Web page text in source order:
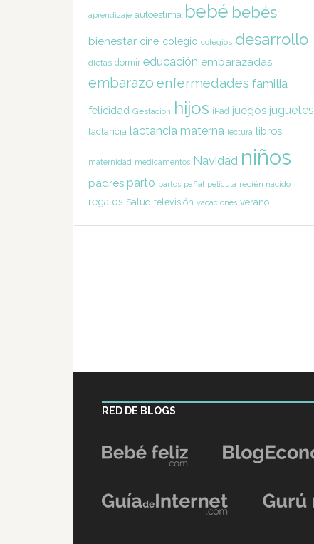
aprendizaje autoestima bebé bebés
bienestar cine colegio colegios desarrollo
dietas dormir educación embarazadas
embarazo enfermedades familia
felicidad Gestación hijos iPad juegos juguetes
lactancia lactancia materna lectura libros
maternidad medicamentos Navidad niños
padres parto partos pañal película recién nacido
regalos Salud televisión vacaciones verano
RED DE BLOGS